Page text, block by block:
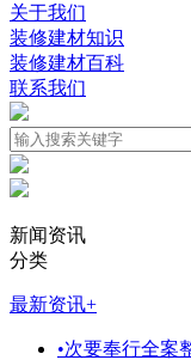
关于我们
装修建材知识
装修建材百科
联系我们
新闻资讯
分类
最新资讯+
•次要奉行全案